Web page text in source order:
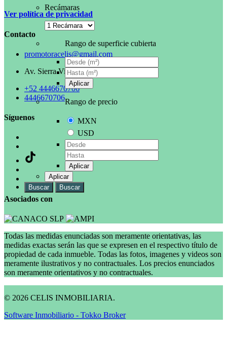
Recámaras
Rango de superficie cubierta
Aplicar
Rango de precio
MXN
USD
Aplicar
Aplicar
Buscar
Buscar
Ver política de privacidad
Contacto
promotoracelis@gmail.com
Av. Sierra Vista 178, Lomas 4ta.
+52 4446670706
4446670706
Síguenos
Asociados con
Todas las medidas enunciadas son meramente orientativas, las
medidas exactas serán las que se expresen en el respectivo título de
propiedad de cada inmueble. Todas las fotos, imagenes y videos son
meramente ilustrativos y no contractuales. Los precios enunciados
son meramente orientativos y no contractuales.
© 2026 CELIS INMOBILIARIA.
Software Inmobiliario - Tokko Broker